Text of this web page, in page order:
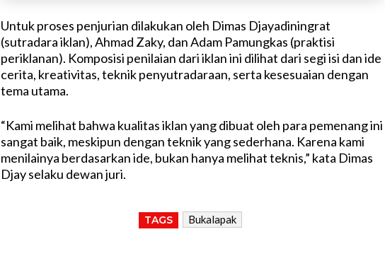
Untuk proses penjurian dilakukan oleh Dimas Djayadiningrat
(sutradara iklan), Ahmad Zaky, dan Adam Pamungkas (praktisi
periklanan). Komposisi penilaian dari iklan ini dilihat dari segi isi dan ide
cerita, kreativitas, teknik penyutradaraan, serta kesesuaian dengan
tema utama.
“Kami melihat bahwa kualitas iklan yang dibuat oleh para pemenang ini
sangat baik, meskipun dengan teknik yang sederhana. Karena kami
menilainya berdasarkan ide, bukan hanya melihat teknis,” kata Dimas
Djay selaku dewan juri.
TAGS Bukalapak